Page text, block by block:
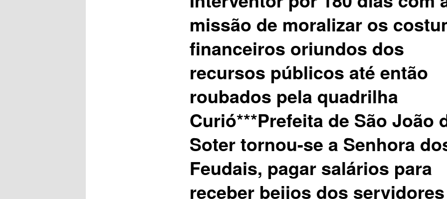
missão de moralizar os
financeiros oriundos dos
recursos públicos até então
roubados pela quadrilha
Curió***Prefeita de São João
Soter tornou-se a Senhora
Feudais, pagar salários para
receber beijos dos servidores